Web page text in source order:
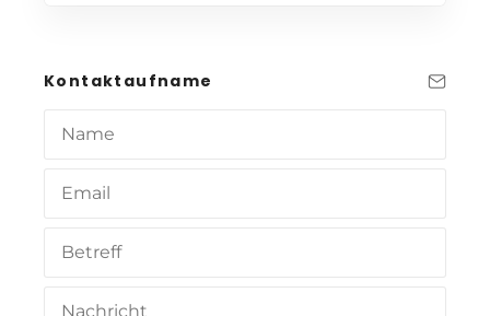
Kontaktaufname